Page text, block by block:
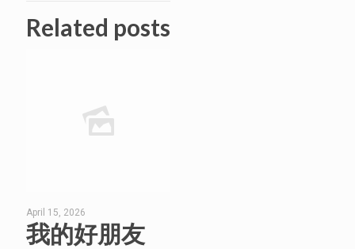
Related posts
April 15, 2026
我的好朋友